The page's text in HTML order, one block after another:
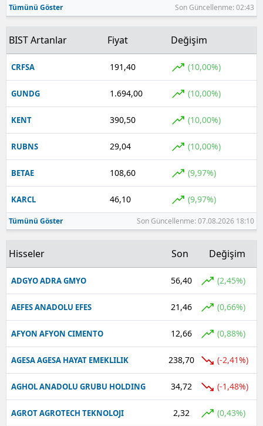
Zonguldak
Aksaray
Bayburt
Karaman
Kırıkkale
Batman
Şırnak
Bartın
Yalova
Karabük
Kilis
Osmaniye
Düzce
Tümünü Göster Son Güncellenme: 02:43
BIST Artanlar Fiyat Değişim
CRFSA 191,40 (10,00%)
GUNDG 1.694,00 (10,00%)
KENT 390,50 (10,00%)
RUBNS 29,04 (10,00%)
BETAE 108,60 (9,97%)
KARCL 46,10 (9,97%)
Tümünü Göster Son Güncellenme: 07.08.2026 18:10
Hisseler Son Değişim
ADGYO ADRA GMYO 56,40 (2,45%)
AEFES ANADOLU EFES 21,46 (0,66%)
AFYON AFYON CIMENTO 12,66 (0,88%)
AGESA AGESA HAYAT EMEKLILIK 238,70 (-2,41%)
AGHOL ANADOLU GRUBU HOLDING 34,72 (-1,48%)
AGROT AGROTECH TEKNOLOJI 2,32 (0,43%)